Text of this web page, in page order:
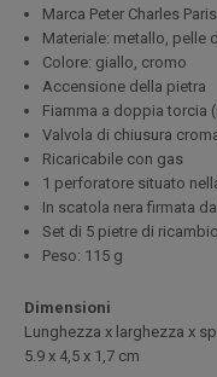
Marca Peter Charles Paris
Materiale: metallo, pelle
Colore: giallo, cromo
Accensione della pietra
Fiamma a doppia torcia
Valvola di chiusura
Ricaricabile con gas
1 perforatore situato
In scatola nera firmata
Set di 5 pietre di ricambio
Peso: 115 g
Dimensioni
Lunghezza x larghezza x
5.9 x 4,5 x 1,7 cm